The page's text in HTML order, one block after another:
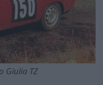
Giulia TZ